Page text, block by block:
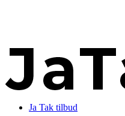
Ja Tak tilbud